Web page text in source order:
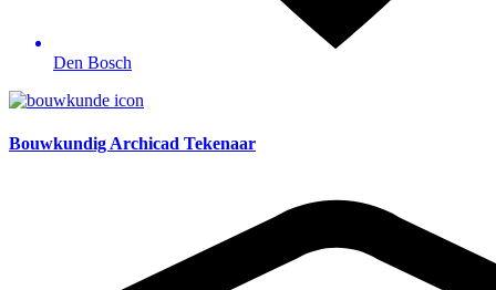
Den Bosch
Bouwkundig Archicad Tekenaar